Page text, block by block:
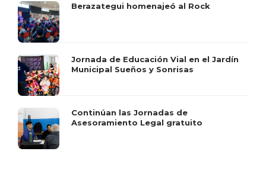
Berazategui homenajeó al Rock
Jornada de Educación Vial en el Jardín
Municipal Sueños y Sonrisas
Continúan las Jornadas de
Asesoramiento Legal gratuito